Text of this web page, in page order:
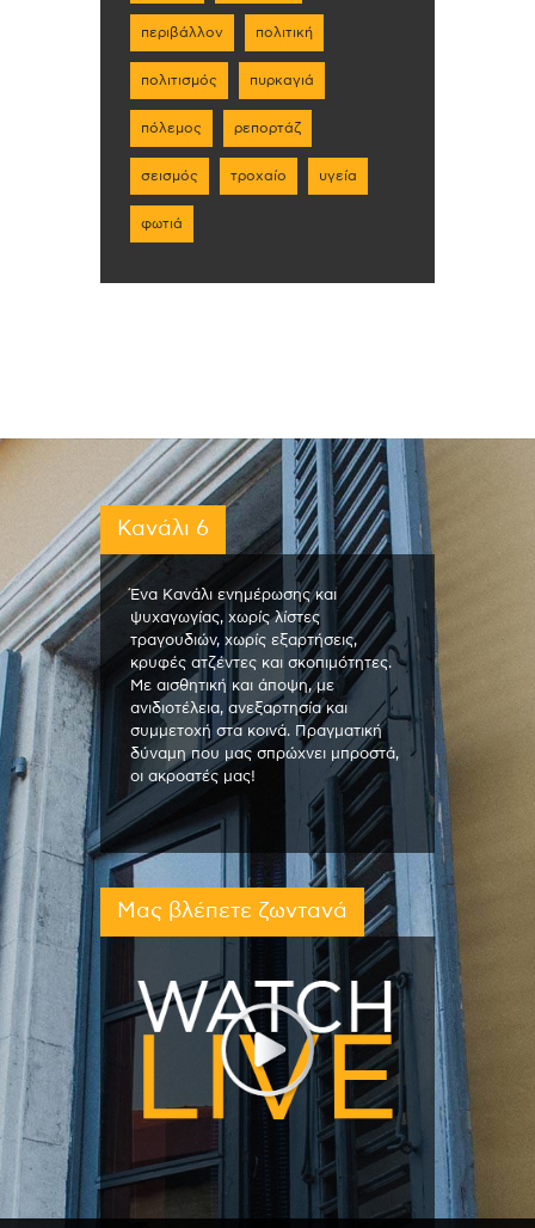
περιβάλλον πολιτική
πολιτισμός πυρκαγιά
πόλεμος ρεπορτάζ
σεισμός τροχαίο υγεία
φωτιά
Κανάλι 6
Ένα Κανάλι ενημέρωσης και
ψυχαγωγίας, χωρίς λίστες
τραγουδιών, χωρίς εξαρτήσεις,
κρυφές ατζέντες και σκοπιμότητες.
Με αισθητική και άποψη, με
ανιδιοτέλεια, ανεξαρτησία και
συμμετοχή στα κοινά. Πραγματική
δύναμη που μας σπρώχνει μπροστά,
οι ακροατές μας!
Μας βλέπετε ζωντανά